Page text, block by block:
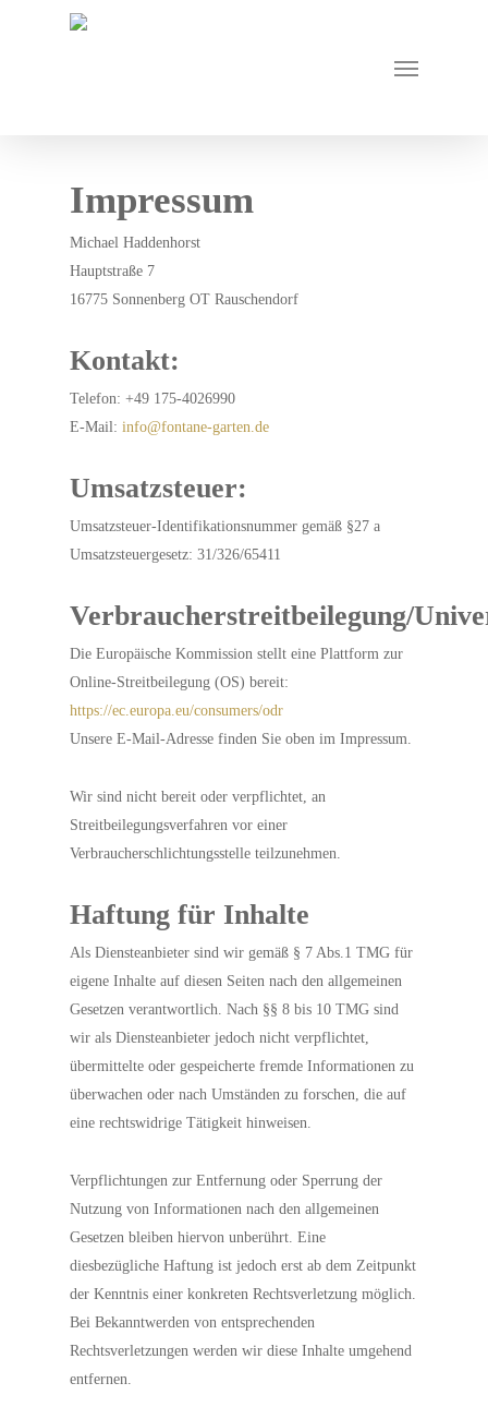
Impressum
Michael Haddenhorst
Hauptstraße 7
16775 Sonnenberg OT Rauschendorf
Kontakt:
Telefon: +49 175-4026990
E-Mail: info@fontane-garten.de
Umsatzsteuer:
Umsatzsteuer-Identifikationsnummer gemäß §27 a
Umsatzsteuergesetz: 31/326/65411
Verbraucherstreitbeilegung/
Die Europäische Kommission stellt eine Plattform zur
Online-Streitbeilegung (OS) bereit:
https://ec.europa.eu/consumers/odr
Unsere E-Mail-Adresse finden Sie oben im Impressum.
Wir sind nicht bereit oder verpflichtet, an
Streitbeilegungsverfahren vor einer
Verbraucherschlichtungsstelle teilzunehmen.
Haftung für Inhalte
Als Diensteanbieter sind wir gemäß § 7 Abs.1 TMG für
eigene Inhalte auf diesen Seiten nach den allgemeinen
Gesetzen verantwortlich. Nach §§ 8 bis 10 TMG sind
wir als Diensteanbieter jedoch nicht verpflichtet,
übermittelte oder gespeicherte fremde Informationen zu
überwachen oder nach Umständen zu forschen, die auf
eine rechtswidrige Tätigkeit hinweisen.
Verpflichtungen zur Entfernung oder Sperrung der
Nutzung von Informationen nach den allgemeinen
Gesetzen bleiben hiervon unberührt. Eine
diesbezügliche Haftung ist jedoch erst ab dem Zeitpunkt
der Kenntnis einer konkreten Rechtsverletzung möglich.
Bei Bekanntwerden von entsprechenden
Rechtsverletzungen werden wir diese Inhalte umgehend
entfernen.